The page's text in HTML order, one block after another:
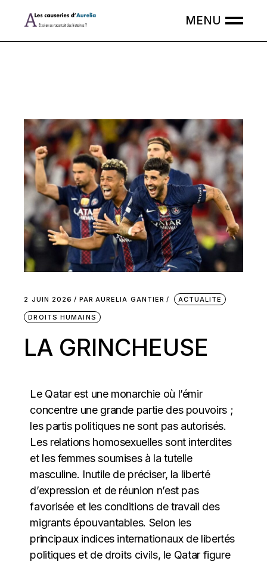
2 JUIN 2026 PAR AURELIA GANTIER ACTUALITÉ
DROITS HUMAINS
LA GRINCHEUSE
Le Qatar est une monarchie où l’émir
concentre une grande partie des pouvoirs ;
les partis politiques ne sont pas autorisés.
Les relations homosexuelles sont interdites
et les femmes soumises à la tutelle
masculine. Inutile de préciser, la liberté
d’expression et de réunion n’est pas
favorisée et les conditions de travail des
migrants épouvantables. Selon les
principaux indices internationaux de libertés
politiques et de droits civils, le Qatar figure